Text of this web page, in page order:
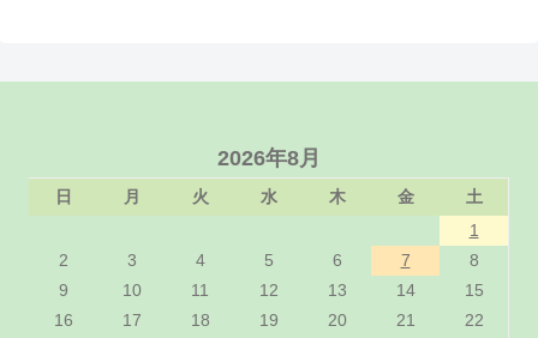
2026年8月
日 月 火 水 木 金
土
1
2
3 4 5 6 7
8
9
10 11 12 13 14
15
16
17 18 19 20 21
22